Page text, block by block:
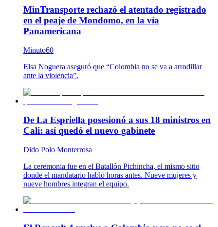
MinTransporte rechazó el atentado registrado
en el peaje de Mondomo, en la vía
Panamericana
Minuto60
Elsa Noguera aseguró que “Colombia no se va a arrodillar
ante la violencia”.
De La Espriella posesionó a sus 18 ministros en
Cali: así quedó el nuevo gabinete
Dido Polo Monterrosa
La ceremonia fue en el Batallón Pichincha, el mismo sitio
donde el mandatario habló horas antes. Nueve mujeres y
nueve hombres integran el equipo.